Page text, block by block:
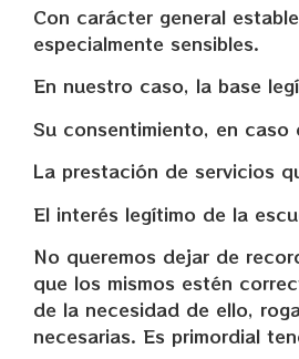
Con carácter general
especialmente sensibles.
En nuestro caso, la base
Su consentimiento, en caso
La prestación de servicios
El interés legítimo de la
No queremos dejar de
que los mismos estén
de la necesidad de ello,
necesarias. Es primordial